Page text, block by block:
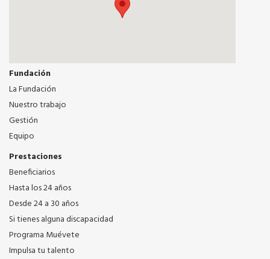
Fundación
La Fundación
Nuestro trabajo
Gestión
Equipo
Prestaciones
Beneficiarios
Hasta los 24 años
Desde 24 a 30 años
Si tienes alguna discapacidad
Programa Muévete
Impulsa tu talento